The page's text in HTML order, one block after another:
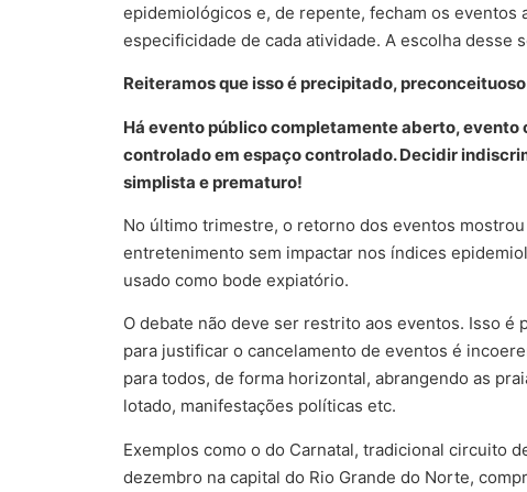
epidemiológicos e, de repente, fecham os eventos
especificidade de cada atividade. A escolha desse
Reiteramos que isso é precipitado,
Há evento público completamente aberto,
controlado em espaço controlado. Decidir
simplista e prematuro!
No último trimestre, o retorno dos eventos
entretenimento sem impactar nos índices
usado como bode expiatório.
O debate não deve ser restrito aos eventos. Isso
para justificar o cancelamento de eventos é
para todos, de forma horizontal, abrangendo as
lotado, manifestações políticas etc.
Exemplos como o do Carnatal, tradicional circuito
dezembro na capital do Rio Grande do Norte,